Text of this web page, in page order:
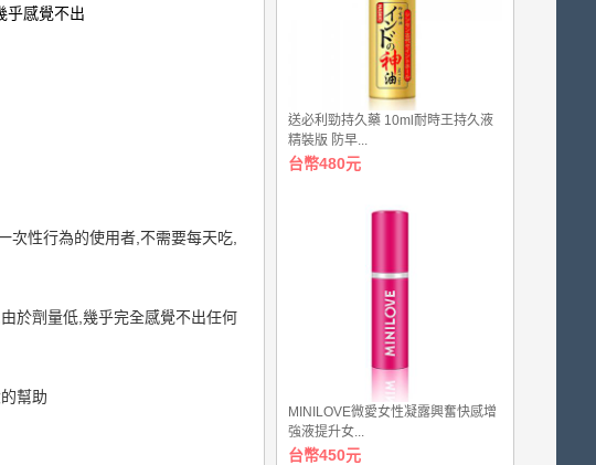
乎感覺不出
次性行為的使用者,不需要每天吃,
於劑量低,幾乎完全感覺不出任何
幫助
送必利勁持久藥 10ml耐時王持久液
精裝版 防早...
台幣480元
MINILOVE微愛女性凝露興奮快感增
強液提升女...
台幣450元